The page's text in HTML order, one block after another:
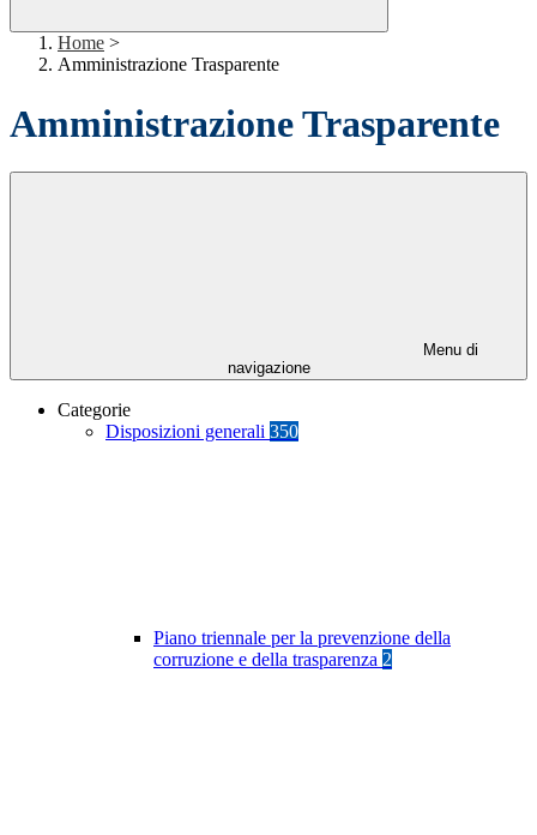
Home >
Amministrazione Trasparente
Amministrazione Trasparente
Menu di
navigazione
Categorie
Disposizioni generali 350
Piano triennale per la prevenzione della
corruzione e della trasparenza 2